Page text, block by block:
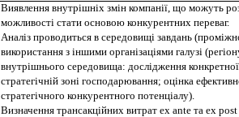
Виявлення внутрішніх змін компанії, що можуть
можливості стати основою конкурентних переваг.
Аналіз проводиться в середовищі завдань
використання з іншими організаціями галузі
внутрішнього середовища: дослідження
стратегічній зоні господарювання; оцінка
стратегічного конкурентного потенціалу).
Визначення трансакційних витрат ex ante та ex post